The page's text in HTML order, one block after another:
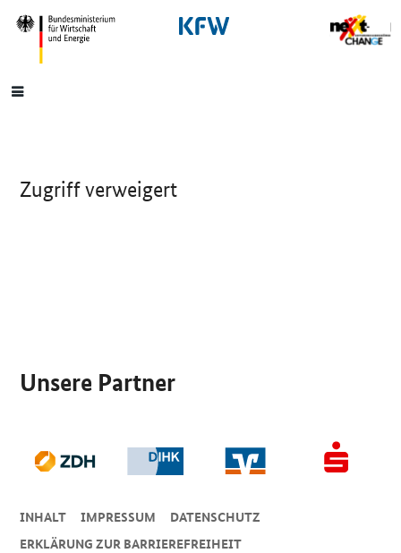
SrOnlyNavigation
Hauptmenü
Zugriff verweigert
Unsere Partner
INHALT IMPRESSUM
DA­TEN­SCHUTZ
ERKLÄRUNG ZUR BARRIEREFREIHEIT